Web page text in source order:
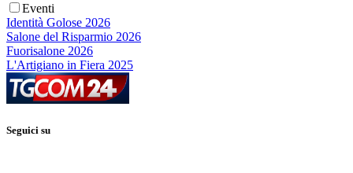
Eventi
Identità Golose 2026
Salone del Risparmio 2026
Fuorisalone 2026
L'Artigiano in Fiera 2025
Seguici su